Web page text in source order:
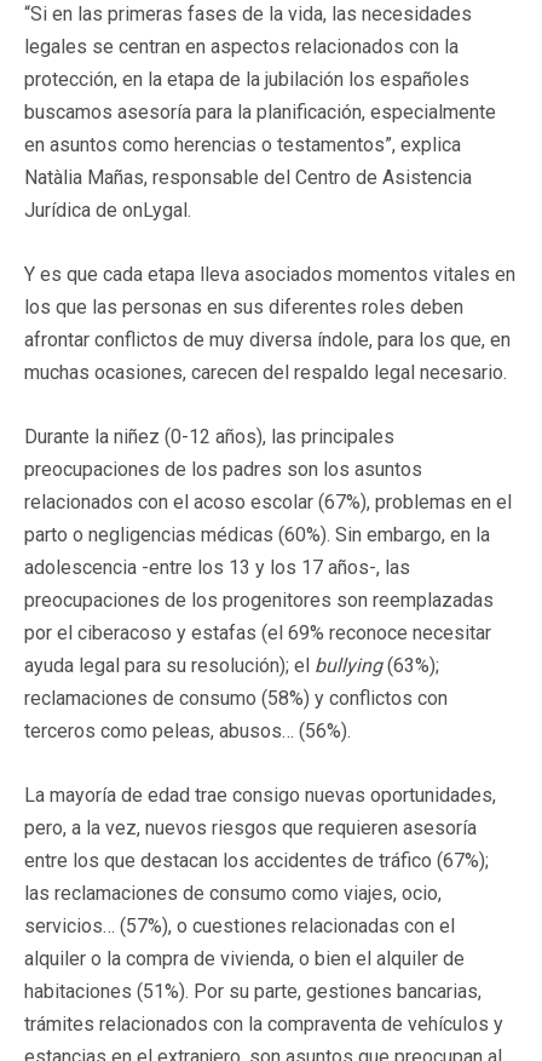
“Si en las primeras fases de la vida, las necesidades
legales se centran en aspectos relacionados con la
protección, en la etapa de la jubilación los españoles
buscamos asesoría para la planificación, especialmente
en asuntos como herencias o testamentos”, explica
Natàlia Mañas, responsable del Centro de Asistencia
Jurídica de onLygal.
Y es que cada etapa lleva asociados momentos vitales en
los que las personas en sus diferentes roles deben
afrontar conflictos de muy diversa índole, para los que, en
muchas ocasiones, carecen del respaldo legal necesario.
Durante la niñez (0-12 años), las principales
preocupaciones de los padres son los asuntos
relacionados con el acoso escolar (67%), problemas en el
parto o negligencias médicas (60%). Sin embargo, en la
adolescencia -entre los 13 y los 17 años-, las
preocupaciones de los progenitores son reemplazadas
por el ciberacoso y estafas (el 69% reconoce necesitar
ayuda legal para su resolución); el bullying(63%);
reclamaciones de consumo (58%) y conflictos con
terceros como peleas, abusos… (56%).
La mayoría de edad trae consigo nuevas oportunidades,
pero, a la vez, nuevos riesgos que requieren asesoría
entre los que destacan los accidentes de tráfico (67%);
las reclamaciones de consumo como viajes, ocio,
servicios… (57%), o cuestiones relacionadas con el
alquiler o la compra de vivienda, o bien el alquiler de
habitaciones (51%). Por su parte, gestiones bancarias,
trámites relacionados con la compraventa de vehículos y
estancias en el extranjero, son asuntos que preocupan al